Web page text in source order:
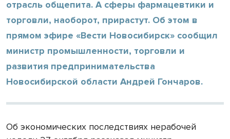
отрасль общепита. А сферы фармацевтики и
торговли, наоборот, прирастут. Об этом в
прямом эфире «Вести Новосибирск» сообщил
министр промышленности, торговли и
развития предпринимательства
Новосибирской области Андрей Гончаров.
Об экономических последствиях нерабочей